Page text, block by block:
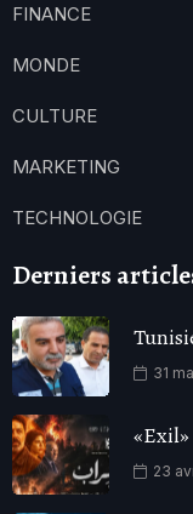
FINANCE
MONDE
CULTURE
MARKETING
TECHNOLOGIE
Derniers
31
23